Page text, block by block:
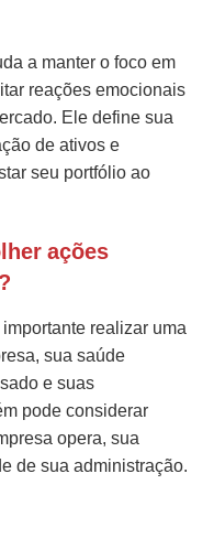
a manter o foco em
reações emocionais
Ele define sua
de ativos e
seu portfólio ao
ações
realizar uma
sua saúde
e suas
pode considerar
opera, sua
de sua administração.